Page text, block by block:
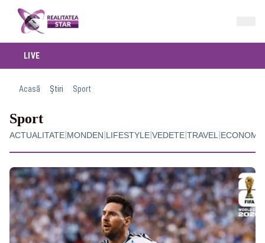
LIVE
Acasă Știri Sport
Sport
ACTUALITATE|MONDEN|LIFESTYLE|VEDETE|TRAVEL |ECONOMIE